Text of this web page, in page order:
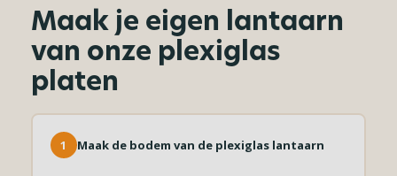
Maak je eigen lantaarn
van onze plexiglas
platen
1 Maak de bodem van de plexiglas lantaarn